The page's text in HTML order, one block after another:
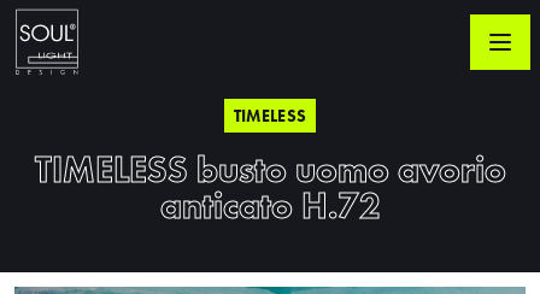
TIMELESS
TIMELESS busto uomo avorio
anticato H.72